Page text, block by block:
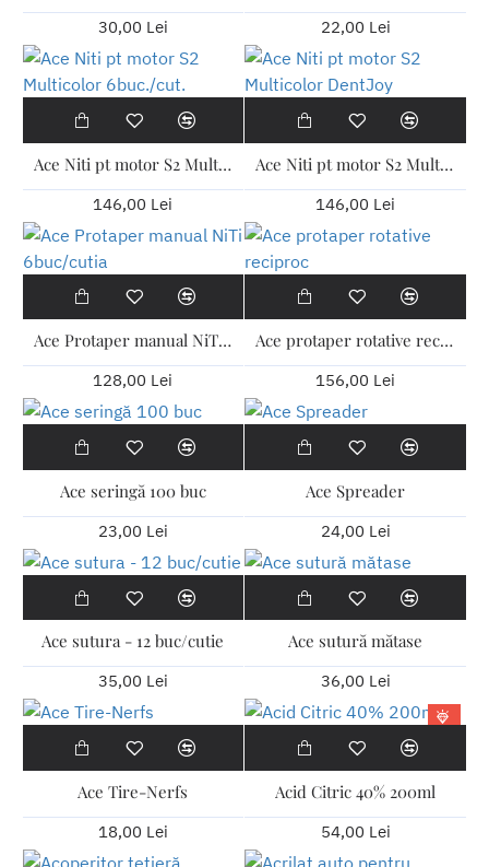
30,00 Lei 22,00 Lei
Ace Niti pt motor S2 Multicolor 6buc./cut.
146,00 Lei
Ace Niti pt motor S2 Multicolor DentJoy
146,00 Lei
Ace Protaper manual NiTi 6buc/cutia
128,00 Lei
Ace protaper rotative reciproc
156,00 Lei
Ace seringă 100 buc
23,00 Lei
Ace Spreader
24,00 Lei
Ace sutura - 12 buc/cutie
35,00 Lei
Ace sutură mătase
36,00 Lei
Ace Tire-Nerfs
18,00 Lei
Acid Citric 40% 200ml
54,00 Lei